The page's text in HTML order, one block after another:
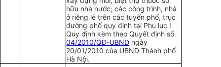
hữu nhà nước; các công trình, nhà
ở riêng lẻ trên các tuyến phố, trục
đường phố quy định tại Phụ lục I
Quy định kèm theo Quyết định số
04/2010/QĐ-UBND ngày
20/01/2010 của UBND Thành phố
Hà Nội.